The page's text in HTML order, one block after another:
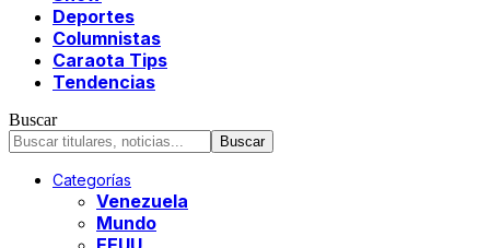
Deportes
Columnistas
Caraota Tips
Tendencias
Buscar
Categorías
Venezuela
Mundo